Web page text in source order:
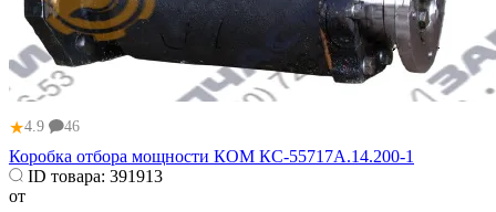
★4.9 46
Коробка отбора мощности КОМ КС-55717А.14.200-1
ID товара: 391913
от